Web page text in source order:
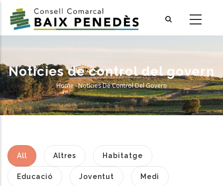
main
Notícies de control del govern
Breadcrumb
Home-Notícies De Control Del Govern
All Altres Habitatge
Educació Joventut Medi